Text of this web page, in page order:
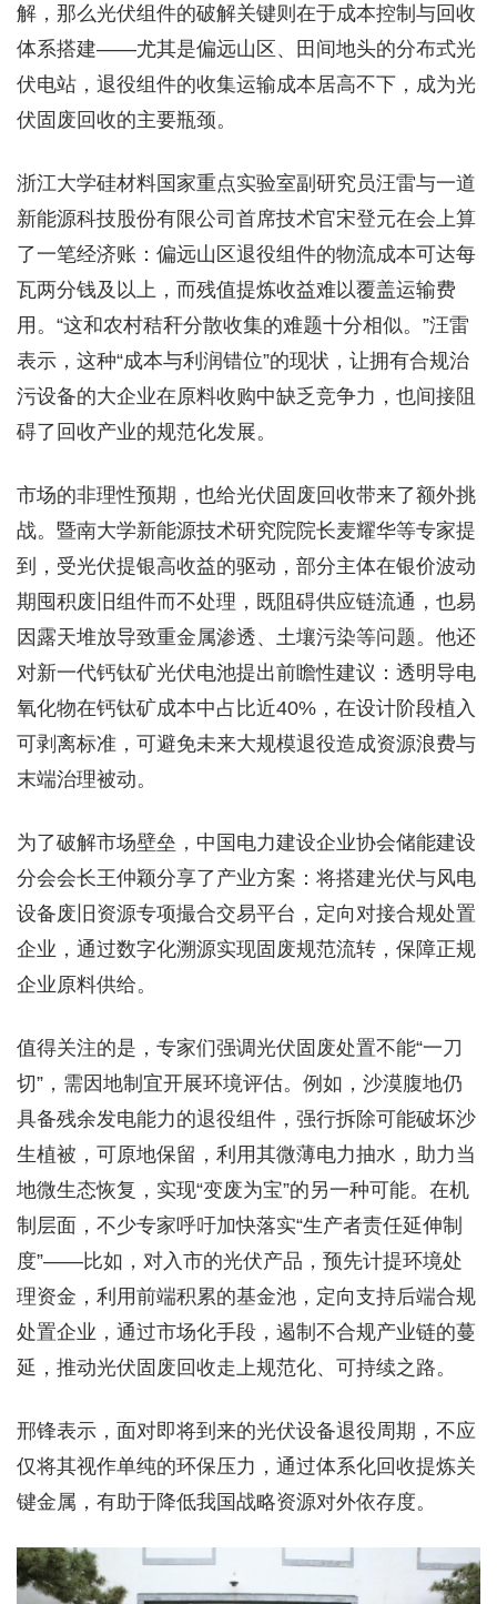
解，那么光伏组件的破解关键则在于成本控制与回收
体系搭建——尤其是偏远山区、田间地头的分布式光
伏电站，退役组件的收集运输成本居高不下，成为光
伏固废回收的主要瓶颈。
浙江大学硅材料国家重点实验室副研究员汪雷与一道
新能源科技股份有限公司首席技术官宋登元在会上算
了一笔经济账：偏远山区退役组件的物流成本可达每
瓦两分钱及以上，而残值提炼收益难以覆盖运输费
用。“这和农村秸秆分散收集的难题十分相似。”汪雷
表示，这种“成本与利润错位”的现状，让拥有合规治
污设备的大企业在原料收购中缺乏竞争力，也间接阻
碍了回收产业的规范化发展。
市场的非理性预期，也给光伏固废回收带来了额外挑
战。暨南大学新能源技术研究院院长麦耀华等专家提
到，受光伏提银高收益的驱动，部分主体在银价波动
期囤积废旧组件而不处理，既阻碍供应链流通，也易
因露天堆放导致重金属渗透、土壤污染等问题。他还
对新一代钙钛矿光伏电池提出前瞻性建议：透明导电
氧化物在钙钛矿成本中占比近40%，在设计阶段植入
可剥离标准，可避免未来大规模退役造成资源浪费与
末端治理被动。
为了破解市场壁垒，中国电力建设企业协会储能建设
分会会长王仲颖分享了产业方案：将搭建光伏与风电
设备废旧资源专项撮合交易平台，定向对接合规处置
企业，通过数字化溯源实现固废规范流转，保障正规
企业原料供给。
值得关注的是，专家们强调光伏固废处置不能“一刀
切”，需因地制宜开展环境评估。例如，沙漠腹地仍
具备残余发电能力的退役组件，强行拆除可能破坏沙
生植被，可原地保留，利用其微薄电力抽水，助力当
地微生态恢复，实现“变废为宝”的另一种可能。在机
制层面，不少专家呼吁加快落实“生产者责任延伸制
度”——比如，对入市的光伏产品，预先计提环境处
理资金，利用前端积累的基金池，定向支持后端合规
处置企业，通过市场化手段，遏制不合规产业链的蔓
延，推动光伏固废回收走上规范化、可持续之路。
邢锋表示，面对即将到来的光伏设备退役周期，不应
仅将其视作单纯的环保压力，通过体系化回收提炼关
键金属，有助于降低我国战略资源对外依存度。